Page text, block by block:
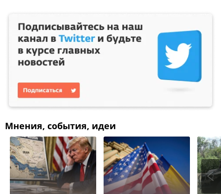
Мнения, события, идеи